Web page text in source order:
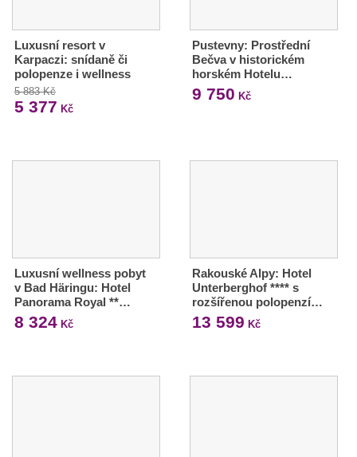
Luxusní resort v
Karpaczi: snídaně či
polopenze i wellness
5 883 Kč
5 377 Kč
Pustevny: Prostřední
Bečva v historickém
horském Hotelu…
9 750 Kč
Luxusní wellness pobyt
v Bad Häringu: Hotel
Panorama Royal **…
8 324 Kč
Rakouské Alpy: Hotel
Unterberghof **** s
rozšířenou polopenzí…
13 599 Kč